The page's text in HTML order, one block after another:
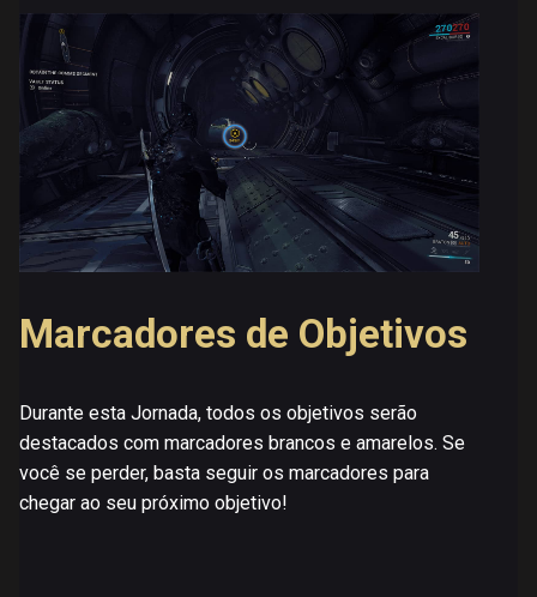
Marcadores de Objetivos
Durante esta Jornada, todos os objetivos serão
destacados com marcadores brancos e amarelos. Se
você se perder, basta seguir os marcadores para
chegar ao seu próximo objetivo!